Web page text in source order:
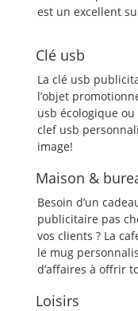
est un excellent
Clé usb
La clé usb
l’objet
usb écologique
clef usb
image!
Maison &
Besoin d’un
publicitaire pas
vos clients ? La
le mug
d’affaires à offrir
Loisirs